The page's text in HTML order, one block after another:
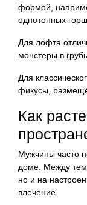
формой,
однотонных
Для лофта
монстеры в
Для
фикусы,
Как
Мужчины часто
доме. Между тем,
но и на
влечение.